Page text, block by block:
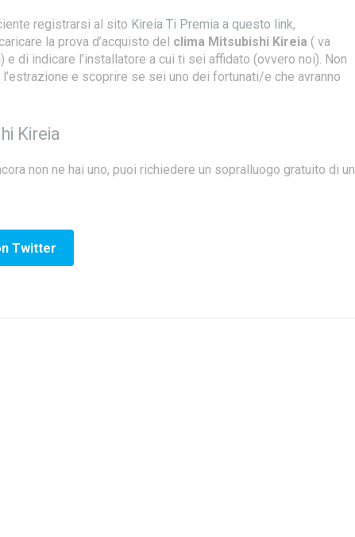
registrarsi al sito Kireia Ti Premia a questo link,
la prova d’acquisto del clima Mitsubishi Kireia ( va
di indicare l’installatore a cui ti sei affidato (ovvero noi). Non
e scoprire se sei uno dei fortunati/e che avranno
Kireia
non ne hai uno, puoi richiedere un sopralluogo gratuito di un
Twitter